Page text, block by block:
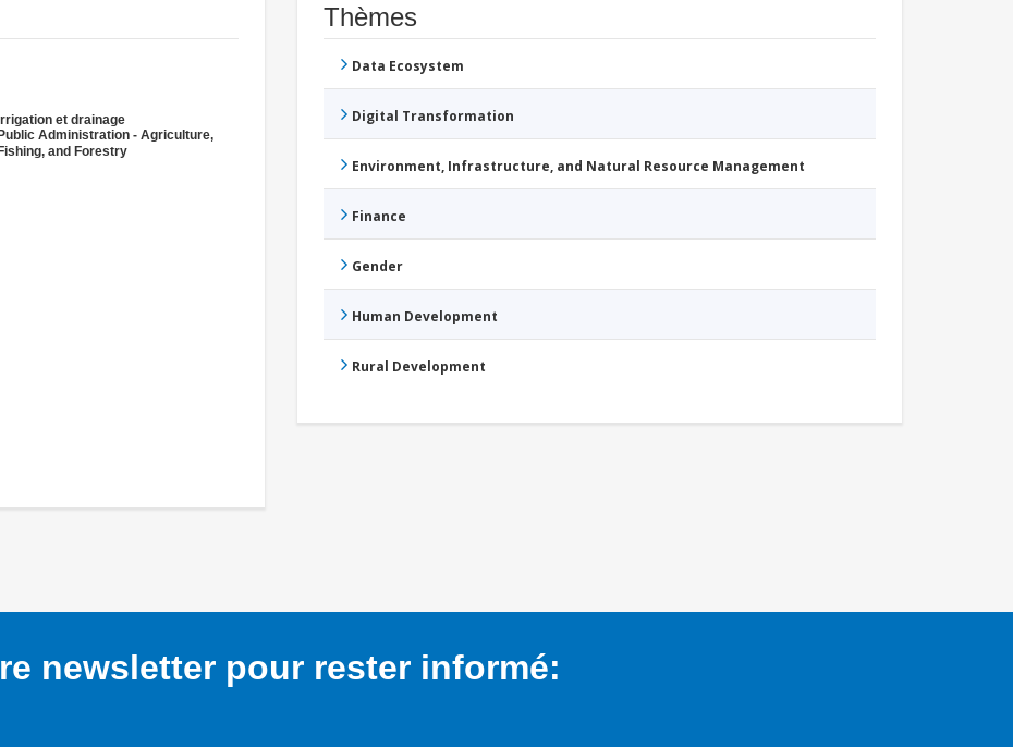
et drainage
Administration - Agriculture,
and Forestry
Thèmes
Data Ecosystem
Digital Transformation
Environment, Infrastructure, and Natural Resource Management
Finance
Gender
Human Development
Rural Development
newsletter pour rester informé: